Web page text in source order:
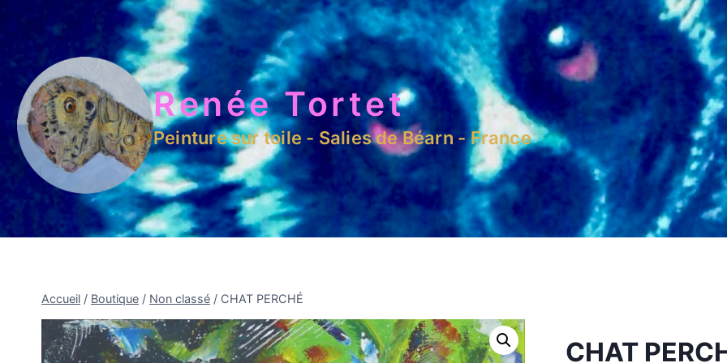
Renée Tortet
Peinture sur toile - Salies de Béarn - France
Accueil / Boutique / Non classé / CHAT PERCHÉ
CHAT